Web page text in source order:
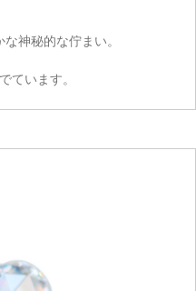
神秘的な佇まい。
ています。